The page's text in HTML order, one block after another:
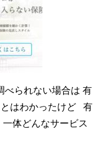
べられない場合は 有
はわかったけど 有
体どんなサービス